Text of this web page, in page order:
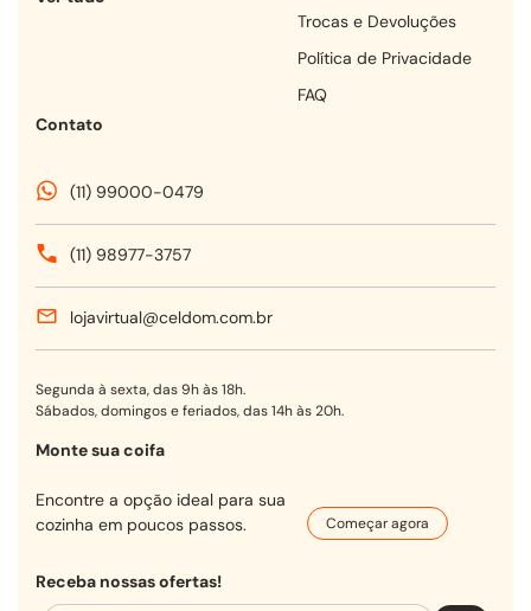
Trocas e Devoluções
Política de Privacidade
FAQ
Contato
(11) 99000-0479
(11) 98977-3757
lojavirtual@celdom.com.br
Segunda à sexta, das 9h às 18h.
Sábados, domingos e feriados, das 14h às 20h.
Monte sua coifa
Encontre a opção ideal para sua
cozinha em poucos passos.
Começar agora
Receba nossas ofertas!